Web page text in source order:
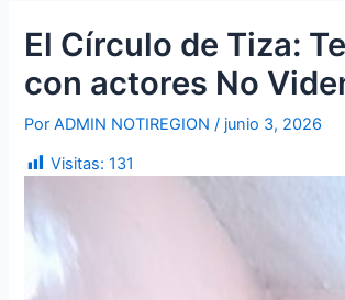
o
k
r
a
m
e
r
e
El Círculo de Tiza:
con actores No
PorADMIN NOTIREGION/ junio 3, 2026
Visitas: 131